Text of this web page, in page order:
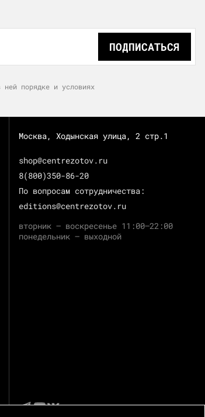
ПОДПИСАТЬСЯ
порядке и условиях
Москва, Ходынская улица, 2 стр.1
shop@centrezotov.ru
8(800)350-86-20
По вопросам сотрудничества:
editions@centrezotov.ru
вторник — воскресенье 11:00–22:00
понедельник — выходной